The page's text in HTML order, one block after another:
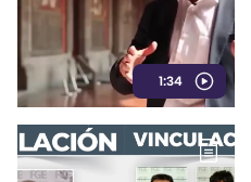
1:34